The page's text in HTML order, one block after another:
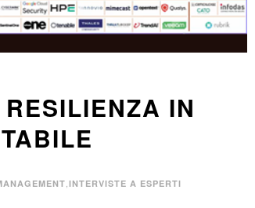
IN
INTERVISTE A ESPERTI